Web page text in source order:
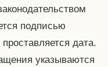
подписью
дата.
указываются